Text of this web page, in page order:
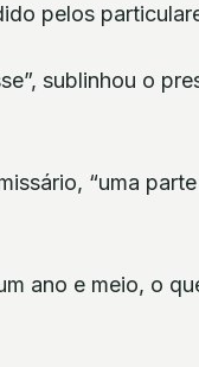
pelos
sublinhou o
“uma
ano e meio, o